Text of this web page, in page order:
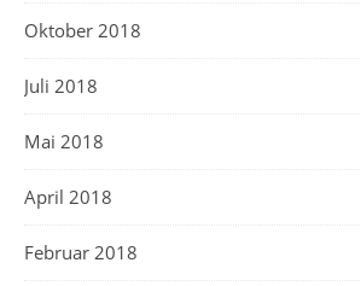
Oktober 2018
Juli 2018
Mai 2018
April 2018
Februar 2018